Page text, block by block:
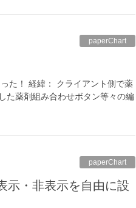
paperChart
た！ 経緯： クライアント側で薬
た薬剤組み合わせボタン等々の編
paperChart